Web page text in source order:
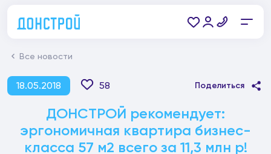
Все новости
18.05.2018 58 Поделиться
ДОНСТРОЙ рекомендует:
эргономичная квартира бизнес-
класса 57 м2 всего за 11,3 млн р!